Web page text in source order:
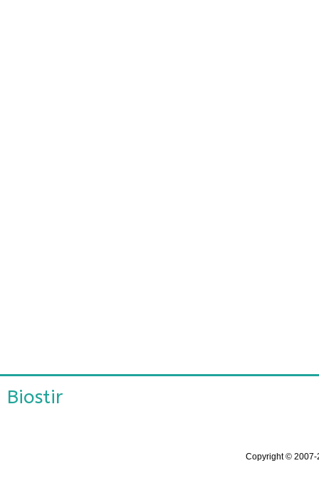
Biostir
Copyright © 2007-